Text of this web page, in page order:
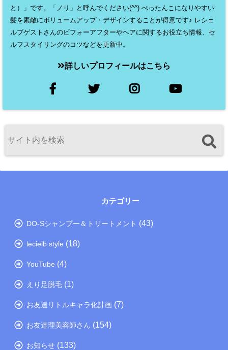
と）」です。「ノリ」と呼んでください(^^) ぺったんこになりやすい
髪を素敵にボリュームアップ・デザインすることが得意です♪ レシェ
ルブゲストさんのビフォーアフターやヘアに関するお役立ち情報、セ
ルフスタイリングのコツなどを更新中。
詳しいプロフィールはこちら
カテゴリー
DO-Sシャンプー＆トリートメント (43)
lecielb style (18)
YouTube (4)
えり足脱毛 (1)
お友達リトルキャラ化計画 (7)
お友達理美容師さん (154)
お知らせ (133)